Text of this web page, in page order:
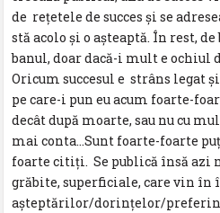
de rețetele de succes și se
stă acolo și o așteaptă. În rest,
banul, doar dacă-i mult e ochiul
Oricum succesul e strâns legat
pe care-i pun eu acum foarte-
decât după moarte, sau nu cu
mai conta…Sunt foarte-foarte
foarte citiți. Se publică însă azi
grăbite, superficiale, care vin
așteptărilor/dorințelor/